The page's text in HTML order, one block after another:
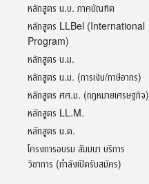
หลักสูตร น.บ. ภาคบัณฑิต
หลักสูตร LLBel (International
Program)
หลักสูตร น.ม.
หลักสูตร น.ม. (การเงิน/ภาษีอากร)
หลักสูตร ศศ.ม. (กฎหมายเศรษฐกิจ)
หลักสูตร LL.M.
หลักสูตร น.ด.
โครงการอบรม สัมมนา บริการ
วิชาการ (กำลังเปิดรับสมัคร)